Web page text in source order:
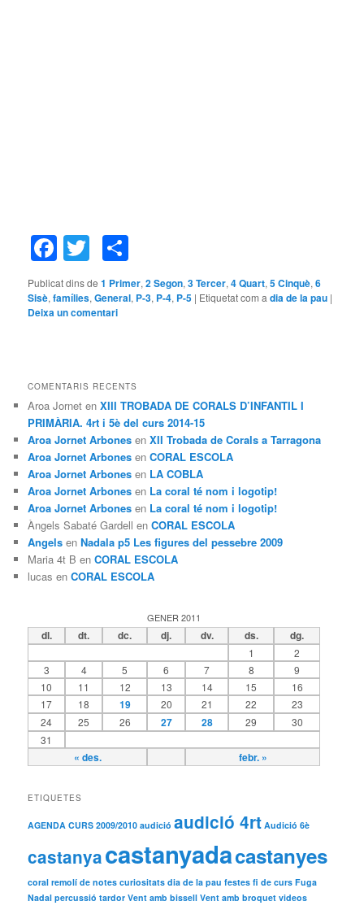
Facebook
Twitter
Publicat dins de 1 Primer,2 Segon,3 Tercer,4 Quart,5 Cinquè,6
Sisè,famílies,General, P-3, P-4, P-5 | Etiquetat com adia de la pau |
Deixa un comentari
COMENTARIS RECENTS
Aroa Jornet enXIII TROBADA DE CORALS D’INFANTIL I
PRIMÀRIA. 4rt i 5è del curs 2014-15
Aroa Jornet Arbones enXII Trobada de Corals a Tarragona
Aroa Jornet Arbones enCORAL ESCOLA
Aroa Jornet Arbones en LA COBLA
Aroa Jornet Arbones en La coral té nom i logotip!
Aroa Jornet Arbones en La coral té nom i logotip!
Àngels Sabaté Gardell enCORAL ESCOLA
Angels enNadala p5 Les figures del pessebre 2009
Maria 4t B enCORAL ESCOLA
lucas enCORAL ESCOLA
GENER 2011
dl. dt. dc. dj. dv. ds. dg.
« des. febr. »
1
2
3
4 5 6 7 8
9
10
11 12 13 14 15
16
17
18 19 20 21 22
23
24
25 26 27 28 29
30
31
ETIQUETES
AGENDA CURS 2009/2010 audició audició 4rt Audició 6è
castanyacastanyadacastanyes
coral remolí de notes curiositats dia de la pau festes fi de curs Fuga
Nadal percussió tardor Vent amb bissell Vent amb broquet videos